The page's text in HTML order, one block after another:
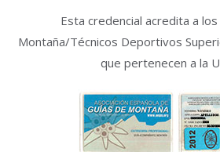
Esta credencial acredita a
Montaña/Técnicos Deportivos
que pertenecen a la